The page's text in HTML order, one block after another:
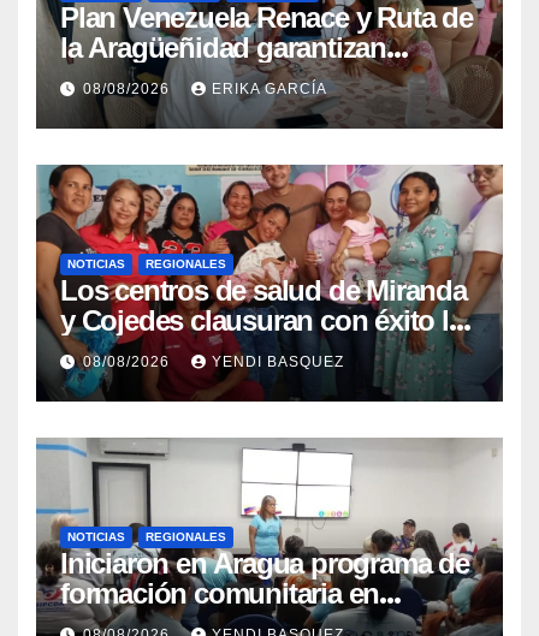
Plan Venezuela Renace y Ruta de
la Aragüeñidad garantizan
atención médica integral en
Aragua
08/08/2026 ERIKA GARCÍA
NOTICIAS REGIONALES
Los centros de salud de Miranda
y Cojedes clausuran con éxito la
Semana Mundial de la Lactancia
Materna
08/08/2026 YENDI BASQUEZ
NOTICIAS REGIONALES
Iniciaron en Aragua programa de
formación comunitaria en
atención a personas con